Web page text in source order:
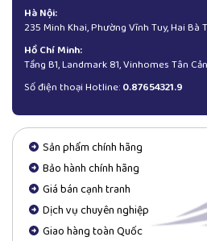
Hà Nội:
235 Minh Khai, Phường Vĩnh Tuy, Hai Bà
Hồ Chí Minh:
Tầng B1, Landmark 81, Vinhomes Tân
Số điện thoại Hotline:0.87654321.9
Sản phẩm chính hãng
Bảo hành chính hãng
Giá bán cạnh tranh
Dịch vụ chuyên nghiệp
Giao hàng toàn Quốc